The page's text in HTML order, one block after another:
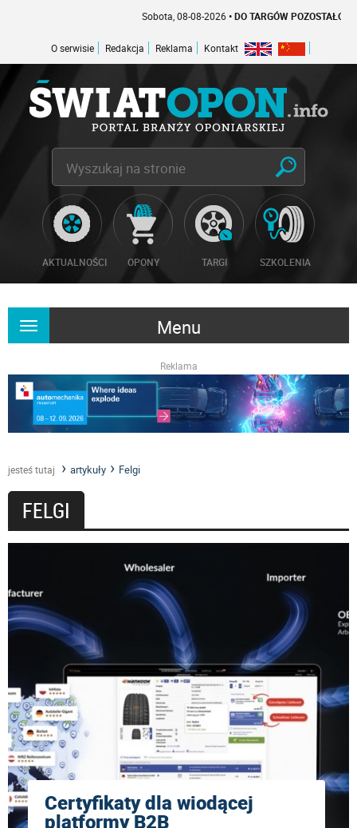
Sobota, 08-08-2026• DO TARGÓW POZOSTAŁO -1 DNI
O serwisie Redakcja Reklama Kontakt
AKTUALNOŚCI OPONY TARGI SZKOLENIA
Menu
Rozwiń
Reklama
jesteś tutaj artykuły Felgi
FELGI
Certyfikaty dla wiodącej
platformy B2B